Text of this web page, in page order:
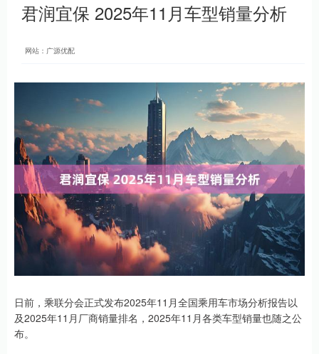
君润宜保 2025年11月车型销量分析
网站：广源优配
日前，乘联分会正式发布2025年11月全国乘用车市场分析报告以
及2025年11月厂商销量排名，2025年11月各类车型销量也随之公
布。